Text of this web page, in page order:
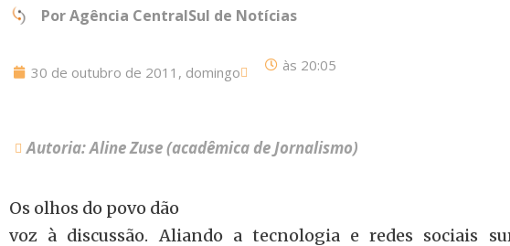
PorAgência CentralSul de Notícias
30 de outubro de 2011, domingo às 20:05
Autoria: Aline Zuse (acadêmica de Jornalismo)
Os olhos do povo dão
voz à discussão. Aliando a tecnologia e redes sociais